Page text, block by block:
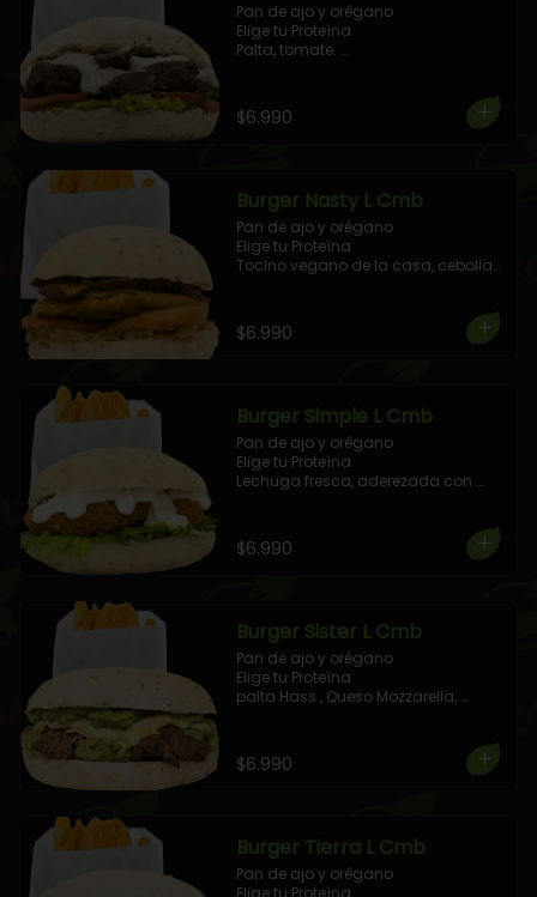
Pan de ajo y orégano
Elige tu Proteína
Palta, tomate.
$6.990
Burger Nasty L Cmb
Pan de ajo y orégano
Elige tu Proteína
Tocino vegano de la casa, cebolla
+ 1 Elige tu Combo!
$6.990
Burger Simple L Cmb
Pan de ajo y orégano
Elige tu Proteína
Lechuga fresca, aderezada con
$6.990
Burger Sister L Cmb
Pan de ajo y orégano
Elige tu Proteína
palta Hass , Queso Mozzarella,
+ 1 Elige tu Combo!
$6.990
Burger Tierra L Cmb
Pan de ajo y orégano
Elige tu Proteína